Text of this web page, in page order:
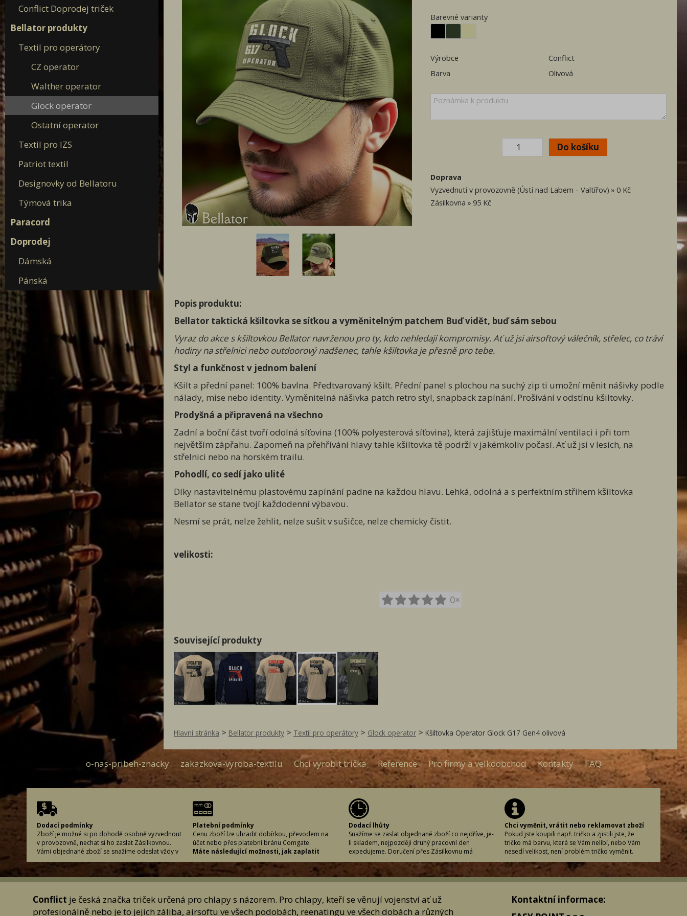
Conflict Doprodej triček
Bellator produkty
Textil pro operátory
CZ operator
Walther operator
Glock operator
Ostatní operator
Textil pro IZS
Patriot textil
Designovky od Bellatoru
Týmová trika
Paracord
Doprodej
Dámská
Pánská
Barevné varianty
Výrobce
Conflict
Barva
Olivová
Doprava
Vyzvednutí v provozovně (Ústí nad Labem - Valtířov)
0 Kč
Zásilkovna
95 Kč
Popis produktu:
Bellator taktická kšiltovka se síťkou a vyměnitelným patchem Buď vidět, buď sám sebou
Vyraz do akce s kšiltovkou Bellator navrženou pro ty, kdo nehledají kompromisy. Ať už jsi airsoftový válečník, střelec, co tráví
hodiny na střelnici nebo outdoorový nadšenec, tahle kšiltovka je přesně pro tebe.
Styl a funkčnost v jednom balení
Kšilt a přední panel: 100% bavlna. Předtvarovaný kšilt. Přední panel s plochou na suchý zip ti umožní měnit nášivky podle
nálady, mise nebo identity. Vyměnitelná nášivka patch retro styl, snapback zapínání. Prošívání v odstínu kšiltovky.
Prodyšná a připravená na všechno
Zadní a boční část tvoří odolná síťovina (100% polyesterová síťovina), která zajišťuje maximální ventilaci i při tom
největším zápřahu. Zapomeň na přehřívání hlavy tahle kšiltovka tě podrží v jakémkoliv počasí. Ať už jsi v lesích, na
střelnici nebo na horském trailu.
Pohodlí, co sedí jako ulité
Díky nastavitelnému plastovému zapínání padne na každou hlavu. Lehká, odolná a s perfektním střihem kšiltovka
Bellator se stane tvojí každodenní výbavou.
Nesmí se prát, nelze žehlit, nelze sušit v sušičce, nelze chemicky čistit.
velikosti:
0×
Související produkty
Hlavní stránka > Bellator produkty > Textil pro operátory > Glock operator > Kšiltovka Operator Glock G17 Gen4 olivová
o-nas-pribeh-znacky zakazkova-vyroba-textilu Chci vyrobit trička Reference Pro firmy a velkoobchod Kontakty FAQ
Dodací podmínky
Zboží je možné si po dohodě osobně vyzvednout
v provozovně, nechat si ho zaslat Zásilkovnou.
Vámi objednané zboží se snažíme odeslat vždy v
co nejkratší možné době, aby bylo zboží u Vás
včas. Abychom to mohli zajistit, je důležité, abyste
při vyplňování dodacích údajů řádně vyplnili
špatně adresu či uděláte chybu ve svém příjmení
a zboží nelze doručit.) Proto si, prosím, vyplněné
údaje vždy zkontrolujte, aby se předešlo
Platební podmínky
Cenu zboží lze uhradit dobírkou, převodem na
účet nebo přes platební bránu Comgate.
Máte následující možnosti, jak zaplatit
objednané zboží
Platba na dobírku při využití dopravce Zásilkovna.
Platba předem na účet: 7364517002/5500, jako
Platba pomocí Comgate (platební brána).
Hotově platit nelze!
Ceny
Dodací lhůty
Snažíme se zaslat objednané zboží co nejdříve, je-
li skladem, nejpozději druhý pracovní den
expedujeme. Doručení přes Zásilkovnu má
obvykle lhůtu doručení následující pracovní den
po vyřízení Vaší objednávky.
Dodací lhůty závisí na Vámi preferovaném
Pokud je objednávka učiněna v pracovní den
zhruba do 12:00, zasíláme Vám objednané zboží v
ten samý den. Pakliže objednáte odpoledne či
Chci vyměnit, vrátit nebo reklamovat zboží
Pokud jste koupili např. tričko a zjistili jste, že
tričko má barvu, která se Vám nelíbí, nebo Vám
nesedí velikost, není problém tričko vyměnit.
U každého produktu máte návod, co považujeme
za nepoužitelný produkt.
vytvořený nakupujícím, jiné jasně zřetelné vady,
které zavinil nakupující buď neopatrností nebo
náhodně.)
Conflict je česká značka triček určená pro chlapy s názorem. Pro chlapy, kteří se věnují vojenství ať už
profesionálně nebo je to jejich záliba, airsoftu ve všech podobách, reenatingu ve všech dobách a různých
Kontaktní informace: